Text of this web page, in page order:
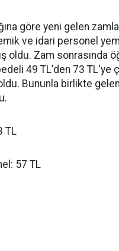
göre yeni gelen
ve idari personel
oldu. Zam sonrasında
49 TL'den 73 TL'ye
Bununla birlikte
TL
57 TL